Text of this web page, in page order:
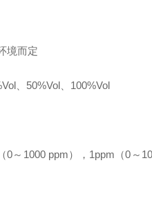
境而定
、50%Vol、100%Vol
～1000 ppm），1ppm（0～